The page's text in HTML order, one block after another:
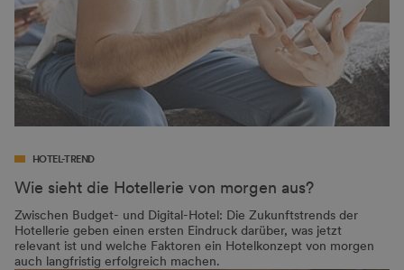
HOTEL-TREND
Wie sieht die Hotellerie von morgen aus?
Zwischen Budget- und Digital-Hotel: Die Zukunftstrends der
Hotellerie geben einen ersten Eindruck darüber, was jetzt
relevant ist und welche Faktoren ein Hotelkonzept von morgen
auch langfristig erfolgreich machen.